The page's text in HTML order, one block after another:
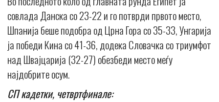
совлада Данска со 23-22 и го потврди првото место,
Шпанија беше подобра од Црна Гора со 35-33, Унгарија
ја победи Кина со 41-36, додека Словачка со триумфот
над Швајцарија (32-27) обезбеди место меѓу
најдобрите осум.
СП кадетки, четвртфинале: